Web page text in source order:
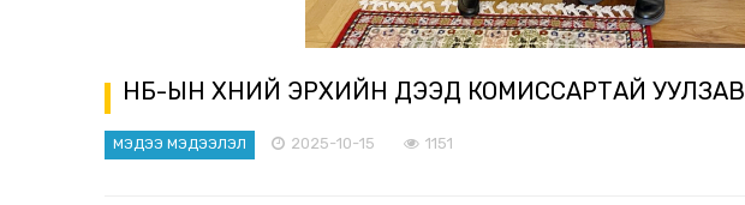
НҮБ-ЫН ХҮНИЙ ЭРХИЙН ДЭЭД КОМИССАРТАЙ УУЛЗАВ
МЭДЭЭ МЭДЭЭЛЭЛ 2025-10-15 1151